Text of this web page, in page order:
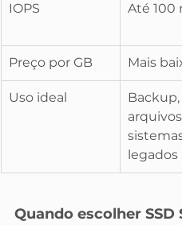
IOPS Até 100
Preço por GB Mais
Uso ideal
Backup,
legados
Quando escolher SSD